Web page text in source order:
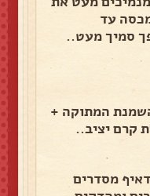
עד
סמיך מעט..
המתוקה +
קרם יציב..
מסדרים